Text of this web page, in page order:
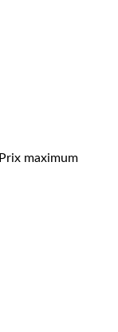
Prix maximum